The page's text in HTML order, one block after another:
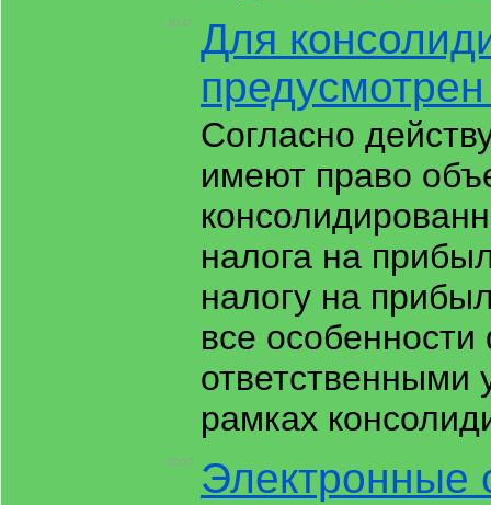
10:47
Для
Согласно
имеют право
налога на
налогу на
все
ответственными
рамках
10:37 Электронные